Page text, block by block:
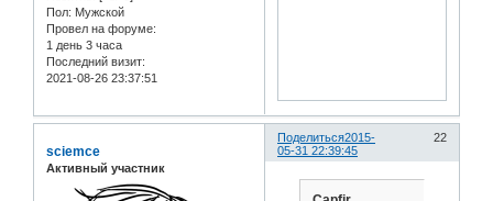
Пол: Мужской
Провел на форуме:
1 день 3 часа
Последний визит:
2021-08-26 23:37:51
Поделиться 22
2015-
05-31 22:39:45
sciemce
Активный участник